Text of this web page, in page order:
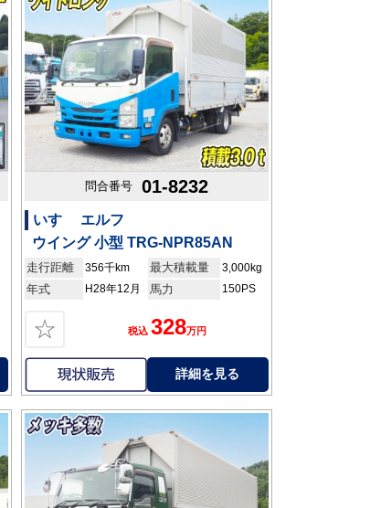
問合番号 01-8232
いすゞ エルフ
ウイング 小型 TRG-NPR85AN
走行距離 356千km 最大積載量 3,000kg
年式 H28年12月 馬力 150PS
☆ 税込 328万円
詳細を見る